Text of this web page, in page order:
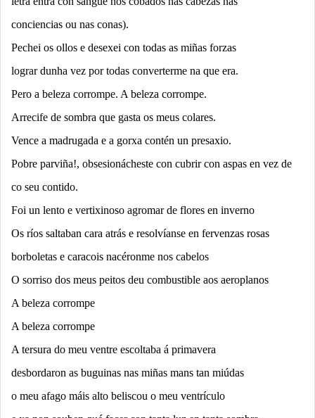
conciencias ou nas conas).
Pechei os ollos e desexei con todas as miñas forzas
lograr dunha vez por todas converterme na que era.
Pero a beleza corrompe. A beleza corrompe.
Arrecife de sombra que gasta os meus colares.
Vence a madrugada e a gorxa contén un presaxio.
Pobre parviña!, obsesionácheste con cubrir con aspas en vez de
co seu contido.
Foi un lento e vertixinoso agromar de flores en inverno
Os ríos saltaban cara atrás e resolvíanse en fervenzas rosas
borboletas e caracois nacéronme nos cabelos
O sorriso dos meus peitos deu combustible aos aeroplanos
A beleza corrompe
A beleza corrompe
A tersura do meu ventre escoltaba á primavera
desbordaron as buguinas nas miñas mans tan miúdas
o meu afago máis alto beliscou o meu ventrículo